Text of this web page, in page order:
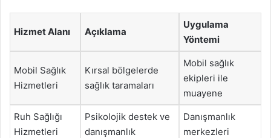
Hizmet Alanı Açıklama
Uygulama
Yöntemi
Mobil Sağlık
Hizmetleri
Kırsal bölgelerde
sağlık taramaları
Mobil sağlık
ekipleri ile
muayene
Ruh Sağlığı
Hizmetleri
Psikolojik destek ve
danışmanlık
Danışmanlık
merkezleri